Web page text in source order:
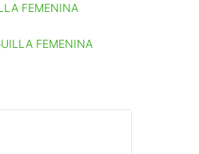
FEMENINA
FEMENINA